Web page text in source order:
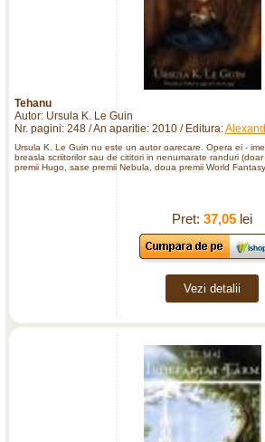
Tehanu
Autor: Ursula K. Le Guin
Nr. pagini: 248 / An aparitie: 2010 / Editura:
Ursula K. Le Guin nu este un autor oarecare. Opera ei -
breasla scriitorilor sau de cititori in nenumarate randuri
premii Hugo, sase premii Nebula, doua premii World
Pret: 37,05lei
Vezi detalii